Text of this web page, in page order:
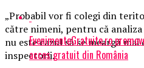
„Probabil vor fi colegi din
către nimeni, pentru că
nu este cazul să se meargă
inspectorii.
EvenimenteGratuite.ro
acces gratuit din România